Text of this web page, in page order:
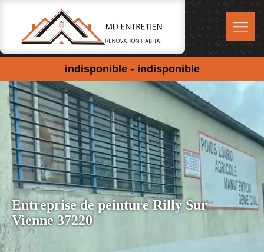
indisponible - indisponible
Entreprise de peinture Rilly Sur
Vienne 37220